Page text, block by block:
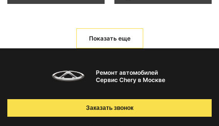
Показать еще
Ремонт автомобилей
Сервис Chery в Москве
Заказать звонок